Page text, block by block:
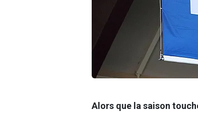
Alors que la saison